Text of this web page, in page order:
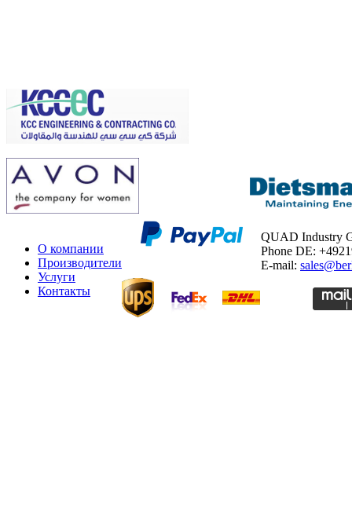
О компании
Производители
Услуги
Контакты
QUAD Industry
Phone DE:
E-mail: